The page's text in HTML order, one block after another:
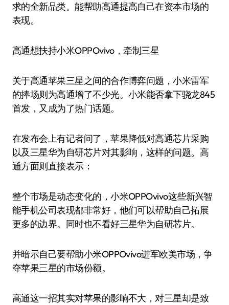
求的全新品类。能帮助高通提高自己在资本市场的
表现。
高通想扶持小米OPPOvivo，牵制三星
关于高通苹果三星之间的合作博弈问题，小米雷军
的捧场则为高通增了不少光。小米能否拿下骁龙845
首发，又成为了热门话题。
在发布会上有记者问了，苹果降低对高通芯片采购
以及三星华为自研芯片对其影响，这样的问题。高
通方面则直接表示：
整个市场是动态变化的，小米OPPOvivo这些新兴智
能手机公司表现都非常好，他们可以帮助自己拓展
更多的边界。同时也不看好三星华为自研芯片。
并暗示自己要帮助小米OPPOvivo进军欧美市场，争
夺苹果三星的市场份额。
高通这一招其实对苹果的影响不大，对三星却是致